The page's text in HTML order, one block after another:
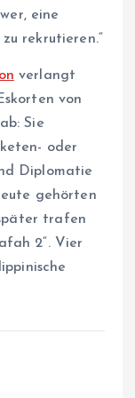
eine
rekrutieren.“
verlangt
von
Sie
oder
Diplomatie
gehörten
trafen
2“. Vier